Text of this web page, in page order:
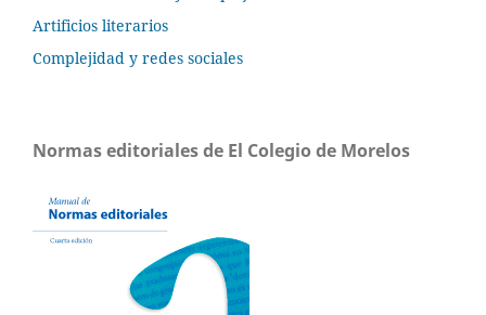
Artificios literarios
Complejidad y redes sociales
Normas editoriales de El Colegio de Morelos